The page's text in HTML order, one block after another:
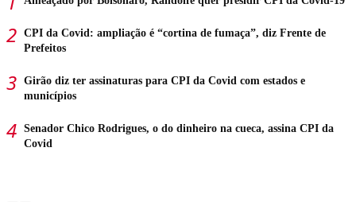
CPI da Covid: ampliação é “cortina de fumaça”, diz Frente de
Prefeitos
Girão diz ter assinaturas para CPI da Covid com estados e
municípios
Senador Chico Rodrigues, o do dinheiro na cueca, assina CPI da
Covid